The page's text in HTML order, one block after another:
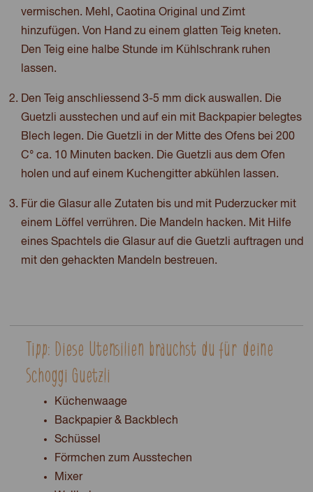
vermischen. Mehl, Caotina Original und Zimt
hinzufügen. Von Hand zu einem glatten Teig kneten.
Den Teig eine halbe Stunde im Kühlschrank ruhen
lassen.
Den Teig anschliessend 3-5 mm dick auswallen. Die
Guetzli ausstechen und auf ein mit Backpapier belegtes
Blech legen. Die Guetzli in der Mitte des Ofens bei 200
C° ca. 10 Minuten backen. Die Guetzli aus dem Ofen
holen und auf einem Kuchengitter abkühlen lassen.
Für die Glasur alle Zutaten bis und mit Puderzucker mit
einem Löffel verrühren. Die Mandeln hacken. Mit Hilfe
eines Spachtels die Glasur auf die Guetzli auftragen und
mit den gehackten Mandeln bestreuen.
Tipp: Diese Utensilien brauchst du für deine
Schoggi Guetzli
Küchenwaage
Backpapier & Backblech
Schüssel
Förmchen zum Ausstechen
Mixer